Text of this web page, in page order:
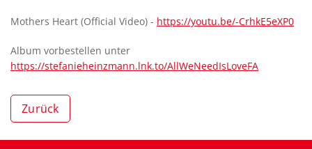
Mothers Heart (Official Video) - https://youtu.be/-CrhkE5eXP0
Album vorbestellen unter
https://stefanieheinzmann.lnk.to/AllWeNeedIsLoveFA
Zurück